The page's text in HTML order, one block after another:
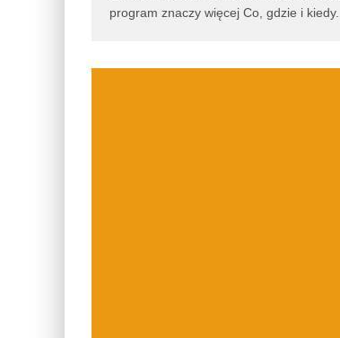
program znaczy więcej Co, gdzie i kiedy...